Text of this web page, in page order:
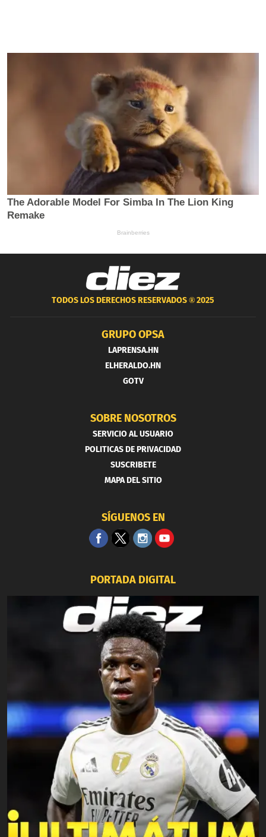
TODOS LOS DERECHOS RESERVADOS ®2025
GRUPO OPSA
LAPRENSA.HN
ELHERALDO.HN
GOTV
SOBRE NOSOTROS
SERVICIO AL USUARIO
POLITICAS DE PRIVACIDAD
SUSCRIBETE
MAPA DEL SITIO
SÍGUENOS EN
PORTADA DIGITAL